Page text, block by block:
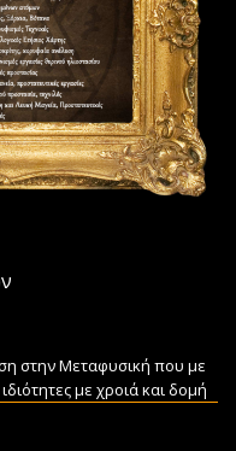
στην Μεταφυσική που με
με χροιά και δομή